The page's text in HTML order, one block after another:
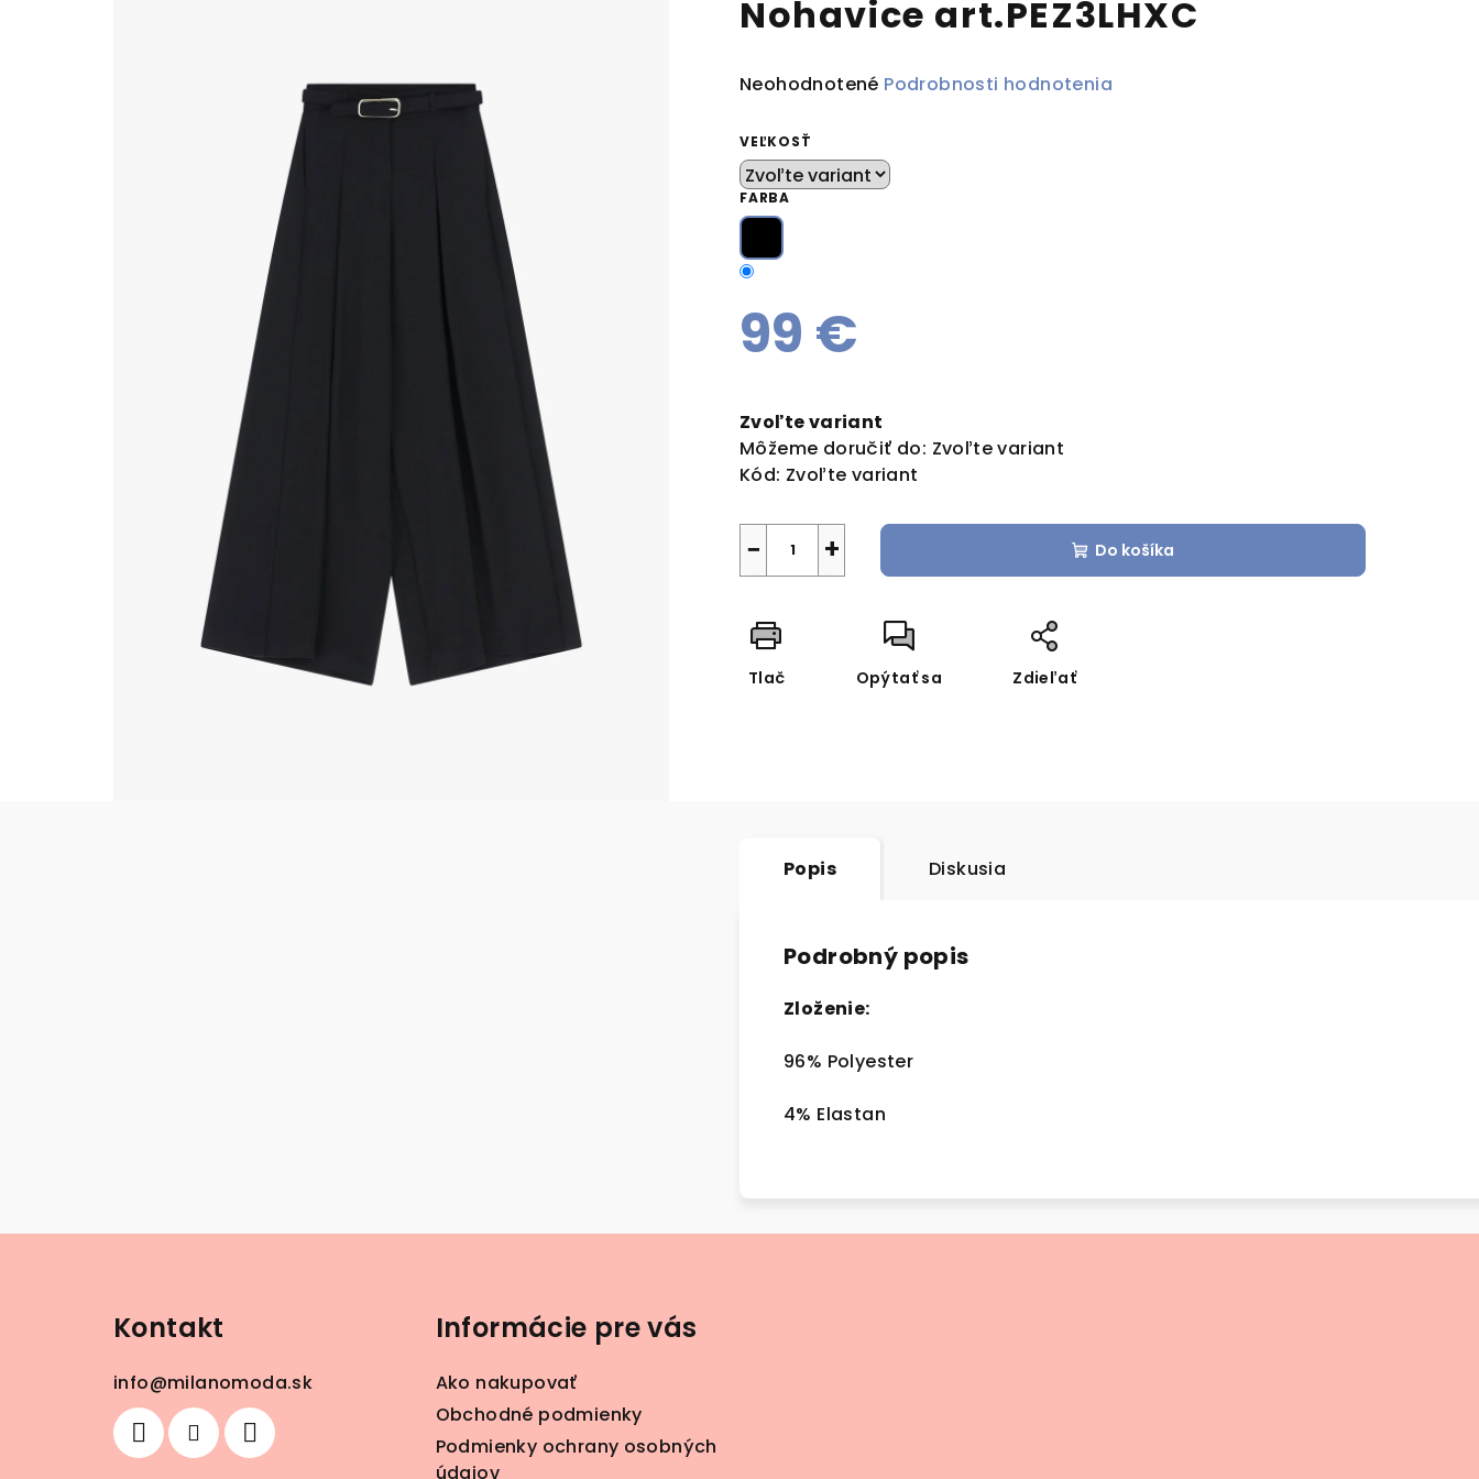
Nohavice art.PEZ3LHXC
Priemerné
produktu
je
0,0
z
hviezdičiek.
Neohodnotené Podrobnosti hodnotenia
VEĽKOSŤ
FARBA
99 €
cena:
Zvoľte variant
Môžeme doručiť do: Zvoľte variant
Kód: Zvoľte variant
+
− Do košíka
Tlač Opýtať sa Zdieľať
Popis Diskusia
Podrobný popis
Zloženie:
96% Polyester
4% Elastan
Kontakt
info@milanomoda.sk
Informácie pre vás
Ako nakupovať
Obchodné podmienky
Podmienky ochrany osobných
údajov